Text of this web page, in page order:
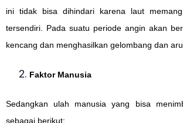
ini tidak bisa dihindari karena laut
tersendiri. Pada suatu periode angin akan
kencang dan menghasilkan gelombang dan
Faktor Manusia
Sedangkan ulah manusia yang bisa
sebagai berikut: